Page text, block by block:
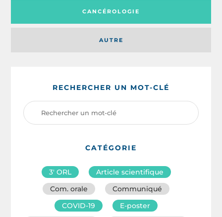
AUTRE
CANCÉROLOGIE
RECHERCHER UN MOT-CLÉ
CATÉGORIE
3′ ORL
Article scientifique
Com. orale
Communiqué
COVID-19
E-poster